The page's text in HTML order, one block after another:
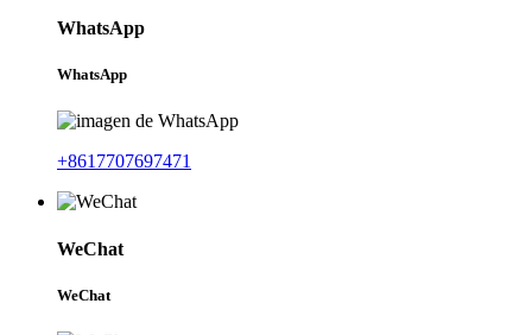
WhatsApp
WhatsApp
+8617707697471
WeChat
WeChat